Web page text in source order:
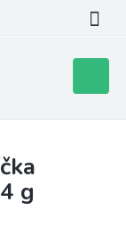
košík
g